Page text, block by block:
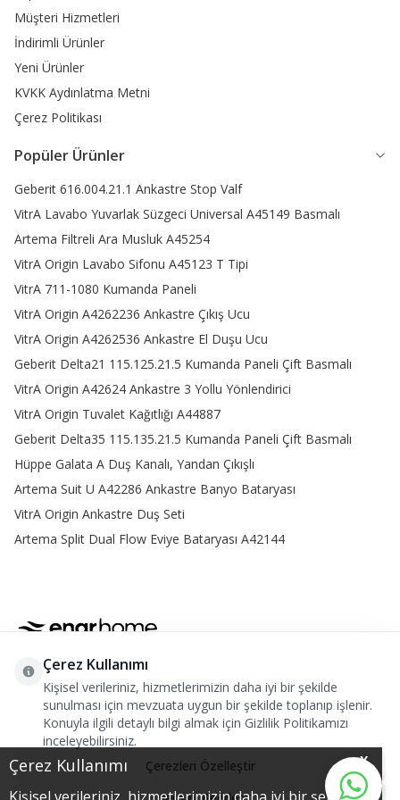
X
Çerez Kullanımı
Farklı Yükseklikler: Yüksek çıkışlı bataryalar tezgah üstü
lavabolara uygundur. Alçak çıkışlı bataryalar ise standart
lavabolara uyumludur.
sade ve şık bir görünüm yaratır.
Farklı Kaplamalar: Krom, mat siyah, parlak metal ve altın rengi
gibi farklı seçenekler, banyonuzda istediğiniz atmosferi yaratır.
delikli ankastre bataryagibi modeller, işlevselliği ve estetik
görünümü ile öne çıkar.
İki veya Üç Delikli Lavabo Bataryası Özellikleri
İki veya üç delikli lavabo bataryaları, kalite ve dayanıklılığın öne
çıktığı, uzun ömürlü kullanım sunan modellerdir. Bataryalarda
kullanılan pirinç gövde, paslanmaya karşı dirençlidir. Banyo nemli
ortamına karşı koruma sağlayançift volanlı batarya
temizlenebilir yüzeyi ile hijyen ve zaman tasarrufu sağlar.
Batarya kartuşları, su akışını hassas şekilde kontrol eder. Farklı
kaplama seçeneklerinden olan krom, mat siyah, parlak metal ve
altın gibi alternatifler banyoların atmosferini tamamlarken,
yenilikçi teknolojiler, bataryalarda damlatma ve su sızıntısı gibi
sorunların önüne geçer.
Estetik ve fonksiyonel çözümler sunan iki veya üç delikli
bataryaların temel özellikleri şu şekildedir.
Yüksek Kaliteli Gövde: Uzun ömürlü ve paslanmaz yapısı
sayesinde yıllarca sorunsuz kullanım avantajı sunar.
seçenekleri banyonuza estetik katar.
temizleyicilere gerek kalmaksızın nemli bez ile temizlik sağlar.
Montaj Kolaylığı:Klasik lavabo bataryasıile uyumlu, pratik
montaj imkanı sunar.
Sertifikalı Güvenlik: CE, ISO 9001 gibi uluslararası sertifikalara
sahip olduğu için bu ürünler güvenilirdir.
İki veya Üç Delikli Lavabo Bataryası Fiyatları
Telefon
+90 382 212 55 55-56
E-Posta
info@enarhome.com
Adres
Müşteri Hizmetleri
İndirimli Ürünler
Yeni Ürünler
KVKK Aydınlatma Metni
Çerez Politikası
Popüler Ürünler
Geberit 616.004.21.1 Ankastre Stop Valf
VitrA Lavabo Yuvarlak Süzgeci Universal A45149 Basmalı
Artema Filtreli Ara Musluk A45254
VitrA Origin Lavabo Sifonu A45123 T Tipi
VitrA 711-1080 Kumanda Paneli
VitrA Origin A4262236 Ankastre Çıkış Ucu
VitrA Origin A4262536 Ankastre El Duşu Ucu
Geberit Delta21 115.125.21.5 Kumanda Paneli Çift Basmalı
VitrA Origin A42624 Ankastre 3 Yollu Yönlendirici
VitrA Origin Tuvalet Kağıtlığı A44887
Geberit Delta35 115.135.21.5 Kumanda Paneli Çift Basmalı
Hüppe Galata A Duş Kanalı, Yandan Çıkışlı
Artema Suit U A42286 Ankastre Banyo Bataryası
VitrA Origin Ankastre Duş Seti
Artema Split Dual Flow Eviye Bataryası A42144
Çerez Kullanımı
Kişisel verileriniz, hizmetlerimizin daha iyi bir şekilde
sunulması için mevzuata uygun bir şekilde toplanıp işlenir.
Konuyla ilgili detaylı bilgi almak için Gizlilik Politikamızı
inceleyebilirsiniz.
Çerezleri Özelleştir